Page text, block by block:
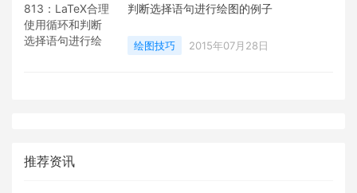
判断选择语句进行绘图的例子
绘图技巧 2015年07月28日
推荐资讯